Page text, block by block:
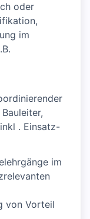
oder
im
. Einsatz-
im
von Vorteil